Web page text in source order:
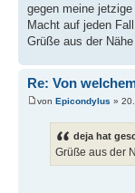
gegen meine
Macht auf jeden
Grüße aus der
Re: Von
von Epicondylus »
deja hat
Grüße aus der